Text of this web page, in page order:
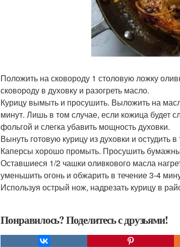
Положить на сковороду 1 столовую ложку
сковороду в духовку и разогреть масло.
Курицу вымыть и просушить. Выложить на
минут. Лишь в том случае, если кожица будет
фольгой и слегка убавить мощность духовки.
Вынуть готовую курицу из духовки и остудить
Каперсы хорошо промыть. Просушить
Оставшиеся 1/2 чашки оливкового масла
уменьшить огонь и обжарить в течение 3-4
Используя острый нож, надрезать курицу в
Понравилось? Поделитесь с друзьями!